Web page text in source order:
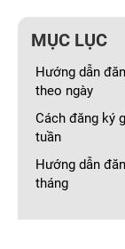
MỤC LỤC
Hướng dẫn
theo ngày
Cách đăng ký
tuần
Hướng dẫn
tháng